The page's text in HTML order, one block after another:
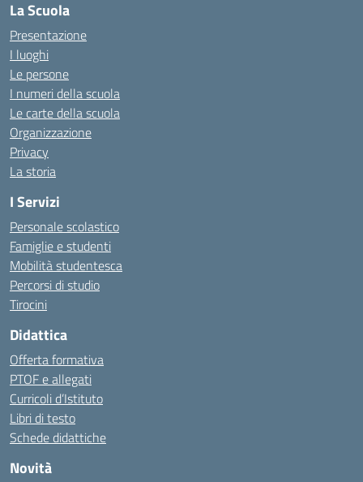
La Scuola
Presentazione
I luoghi
Le persone
I numeri della scuola
Le carte della scuola
Organizzazione
Privacy
La storia
I Servizi
Personale scolastico
Famiglie e studenti
Mobilità studentesca
Percorsi di studio
Tirocini
Didattica
Offerta formativa
PTOF e allegati
Curricoli d’Istituto
Libri di testo
Schede didattiche
Novità